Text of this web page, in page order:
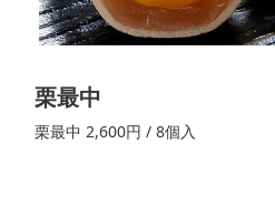
栗最中
栗最中 2,600円 / 8個入